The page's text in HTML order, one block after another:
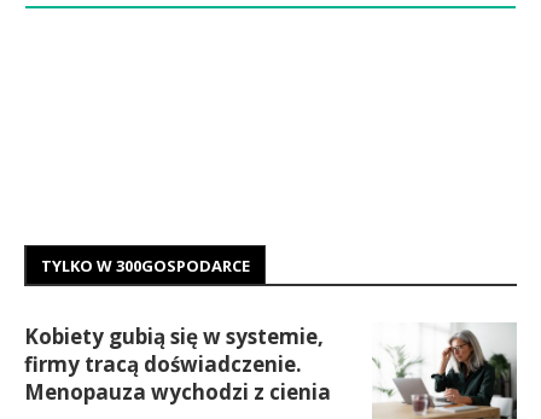
TYLKO W 300GOSPODARCE
Kobiety gubią się w systemie,
firmy tracą doświadczenie.
Menopauza wychodzi z cienia